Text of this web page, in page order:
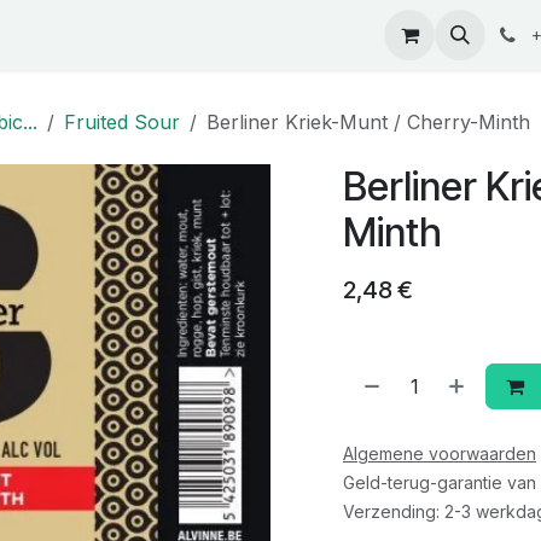
Fruited Sour Berliner Kriek-Munt / Cherry-Minth
Berliner
Minth
2,48€
Algemene voorwaarden
Geld-terug-garantie
Verzending: 2-3